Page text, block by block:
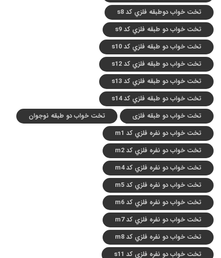
تخت خواب دوطبقه فلزي کد s8
تخت خواب دو طبقه فلزي کد s9
تخت خواب دو طبقه فلزي کد s10
تخت خواب دو طبقه فلزي کد s12
تخت خواب دو طبقه فلزي کد s13
تخت خواب دو طبقه فلزي کد s14
تخت خواب دو طبقه فلزی
تخت خواب دو طبقه نوجوان
تخت خواب دو نفره فلزي کد m1
تخت خواب دو نفره فلزي کد m2
تخت خواب دو نفره فلزي کد m4
تخت خواب دو نفره فلزي کد m5
تخت خواب دو نفره فلزي کد m6
تخت خواب دو نفره فلزي کد m7
تخت خواب دو نفره فلزي کد m8
تخت خواب دو نفره فلزي کد s11